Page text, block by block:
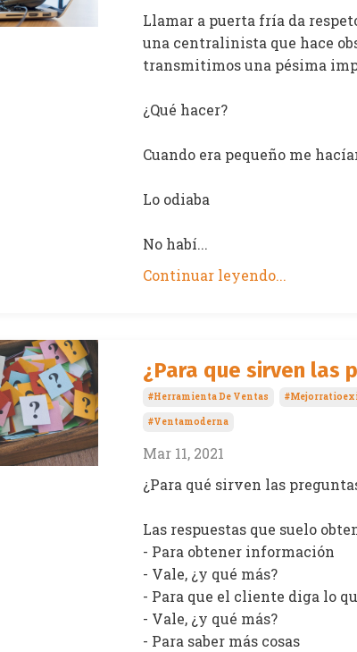
Llamar a puerta fría da
una centralinista que hace
transmitimos una pésima
¿Qué hacer?
Cuando era pequeño me
Lo odiaba
No habí...
Continuar leyendo...
¿Para que sirven las
#herramienta De Ventas
#ventamoderna
Mar 11, 2021
¿Para qué sirven las
Las respuestas que suelo
- Para obtener información
- Vale, ¿y qué más?
- Para que el cliente diga lo
- Vale, ¿y qué más?
- Para saber más cosas